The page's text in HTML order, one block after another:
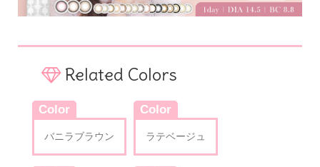
Related Colors
Color
バニラブラウン
Color
ラテベージュ